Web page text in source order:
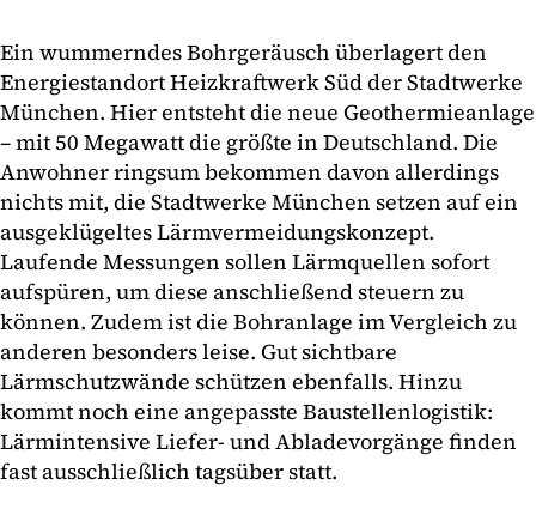
Ein wummerndes Bohrgeräusch überlagert den
Energiestandort Heizkraftwerk Süd der Stadtwerke
München. Hier entsteht die neue Geothermieanlage
– mit 50 Megawatt die größte in Deutschland. Die
Anwohner ringsum bekommen davon allerdings
nichts mit, die Stadtwerke München setzen auf ein
ausgeklügeltes Lärmvermeidungskonzept.
Laufende Messungen sollen Lärmquellen sofort
aufspüren, um diese anschließend steuern zu
können. Zudem ist die Bohranlage im Vergleich zu
anderen besonders leise. Gut sichtbare
Lärmschutzwände schützen ebenfalls. Hinzu
kommt noch eine angepasste Baustellenlogistik:
Lärmintensive Liefer- und Abladevorgänge finden
fast ausschließlich tagsüber statt.